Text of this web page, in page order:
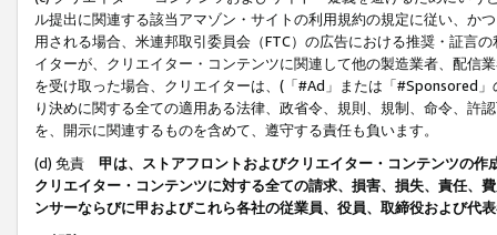
ル提出に関連する該当アマゾン・サイトの利用規約の規定に従い、か
用される場合、米連邦取引委員会（FTC）の広告における推奨・証言
イターが、クリエイター・コンテンツに関連して他の製造業者、配信
を受け取った場合、クリエイターは、(「#Ad」または「#Sponsored
り決めに関する全ての適用ある法律、政省令、規則、規制、命令、許
を、開示に関連するものを含めて、遵守する責任も負います。
(d) 免責 甲は、ストアフロントおよびクリエイター・コンテンツの
クリエイター・コンテンツに対する全ての請求、損害、損失、責任、
ンサーならびに甲およびこれら各社の従業員、役員、取締役および代